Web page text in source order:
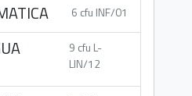
6 cfu INF/01
9 cfu L-
LIN/12